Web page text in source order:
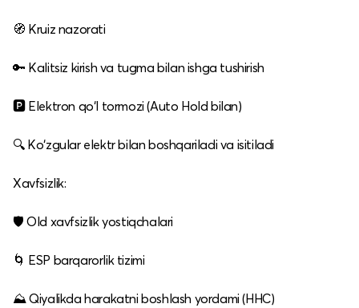
🧭 Kruiz nazorati
🔑 Kalitsiz kirish va tugma bilan ishga tushirish
🅿️ Elektron qo‘l tormozi (Auto Hold bilan)
🔍 Ko‘zgular elektr bilan boshqariladi va isitiladi
Xavfsizlik:
🛡 Old xavfsizlik yostiqchalari
🌀 ESP barqarorlik tizimi
⛰ Qiyalikda harakatni boshlash yordami (HHC)